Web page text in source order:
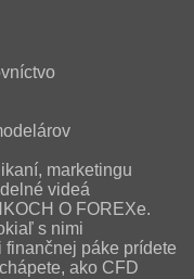
marketingu
videá
O FOREXe.
s nimi
páke prídete
ako CFD